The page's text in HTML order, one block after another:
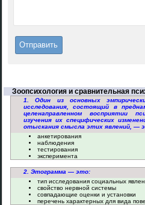
Зоопсихология и сравнительная
1. Один из основных
исследования, состоящий в
целенаправленном восприятии
изучения их специфических
отыскания смысла этих явлений, —
анкетирования
наблюдения
тестирования
эксперимента
2. Этограмма — это:
тип исследования социальных
свойство нервной системы
совпадающие оценки и установки
перечень характерных для вида